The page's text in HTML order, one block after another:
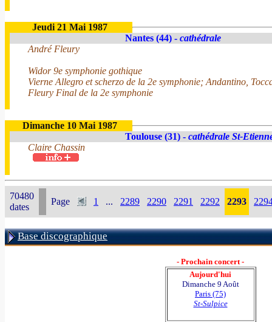
Jeudi 21 Mai 1987
Nantes (44) - cathédrale
André Fleury
Widor 9e symphonie gothique
Vierne Allegro et scherzo de la 2e symphonie; Andantino,
Fleury Final de la 2e symphonie
Dimanche 10 Mai 1987
Toulouse (31) - cathédrale St-
Claire Chassin
70480
dates
Page 1 ... 2289 2290 2291 2292 2293
Base discographique
- Prochain concert -
Aujourd'hui
Dimanche 9 Août
Paris (75)
St-Sulpice